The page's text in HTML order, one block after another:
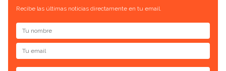
Recibe las últimas noticias directamente en tu email.